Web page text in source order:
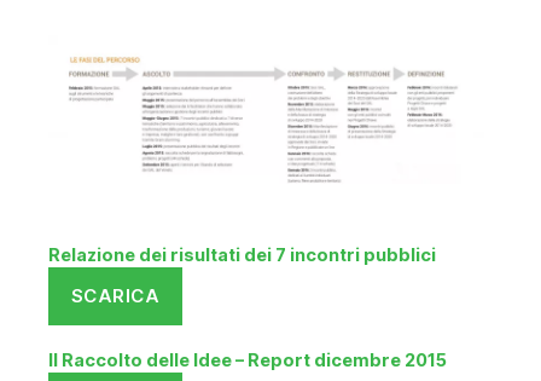
Relazione dei risultati dei 7 incontri pubblici
SCARICA
Il Raccolto delle Idee – Report dicembre 2015